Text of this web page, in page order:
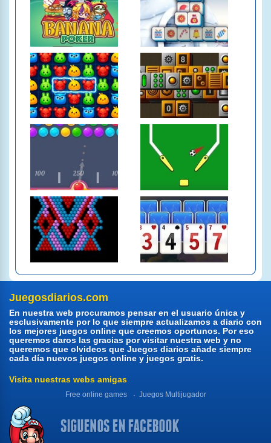
Juegosdiarios.com
En nuestra web procuramos pensar en el usuario única y
esclusivamente por lo que siempre actualizamos a diario con
los mejores juegos online que creemos oportunos. Por eso
queremos daros las gracias por visitar nuestra web y no
queremos que olvideos que Juegos diarios añade siempre
cada día nuevos juegos online y juegos gratis.
Visita nuestras webs amigas
Free online games Juegos Multijugador